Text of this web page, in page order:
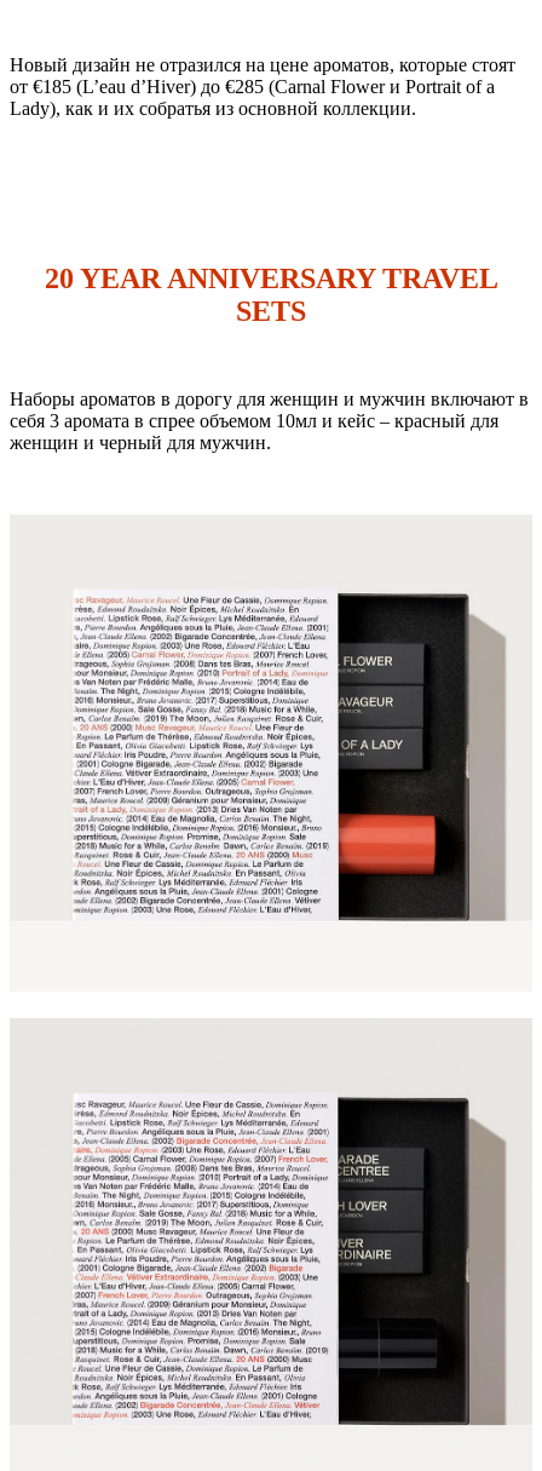
Новый дизайн не отразился на цене ароматов, которые стоят
от €185 (L’eau d’Hiver) до €285 (Carnal Flower и Portrait of a
Lady), как и их собратья из основной коллекции.
20 YEAR ANNIVERSARY TRAVEL
SETS
Наборы ароматов в дорогу для женщин и мужчин включают в
себя 3 аромата в спрее объемом 10мл и кейс – красный для
женщин и черный для мужчин.